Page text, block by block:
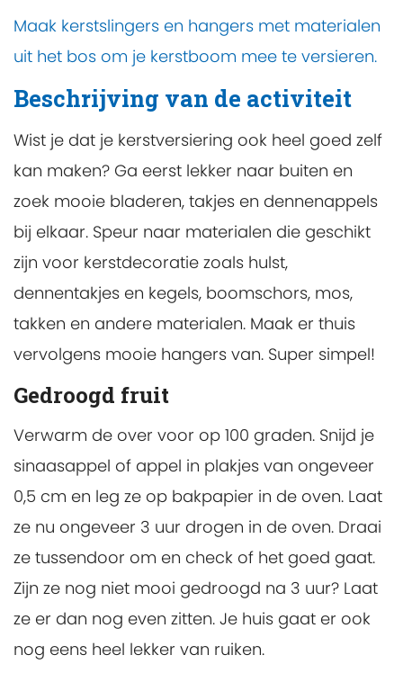
Maak kerstslingers en hangers met materialen
uit het bos om je kerstboom mee te versieren.
Beschrijving van de activiteit
Wist je dat je kerstversiering ook heel goed zelf
kan maken? Ga eerst lekker naar buiten en
zoek mooie bladeren, takjes en dennenappels
bij elkaar. Speur naar materialen die geschikt
zijn voor kerstdecoratie zoals hulst,
dennentakjes en kegels, boomschors, mos,
takken en andere materialen. Maak er thuis
vervolgens mooie hangers van. Super simpel!
Gedroogd fruit
Verwarm de over voor op 100 graden. Snijd je
sinaasappel of appel in plakjes van ongeveer
0,5 cm en leg ze op bakpapier in de oven. Laat
ze nu ongeveer 3 uur drogen in de oven. Draai
ze tussendoor om en check of het goed gaat.
Zijn ze nog niet mooi gedroogd na 3 uur? Laat
ze er dan nog even zitten. Je huis gaat er ook
nog eens heel lekker van ruiken.